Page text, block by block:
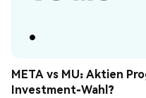
META vs MU: Aktien
Investment-Wahl?